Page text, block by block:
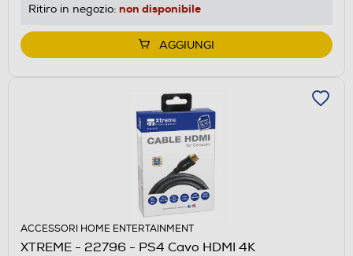
Ritiro in negozio: non disponibile
AGGIUNGI
ACCESSORI HOME ENTERTAINMENT
XTREME - 22796 - PS4 Cavo HDMI 4K